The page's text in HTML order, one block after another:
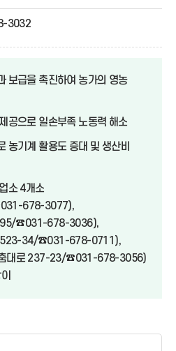
3032
보급을 촉진하여 농가의 영농
공으로 일손부족 노동력 해소
농기계 활용도 증대 및 생산비
소 4개소
678-3077),
95/☎031-678-3036),
523-34/☎031-678-0711),
춤대로 237-23/☎031-678-3056)